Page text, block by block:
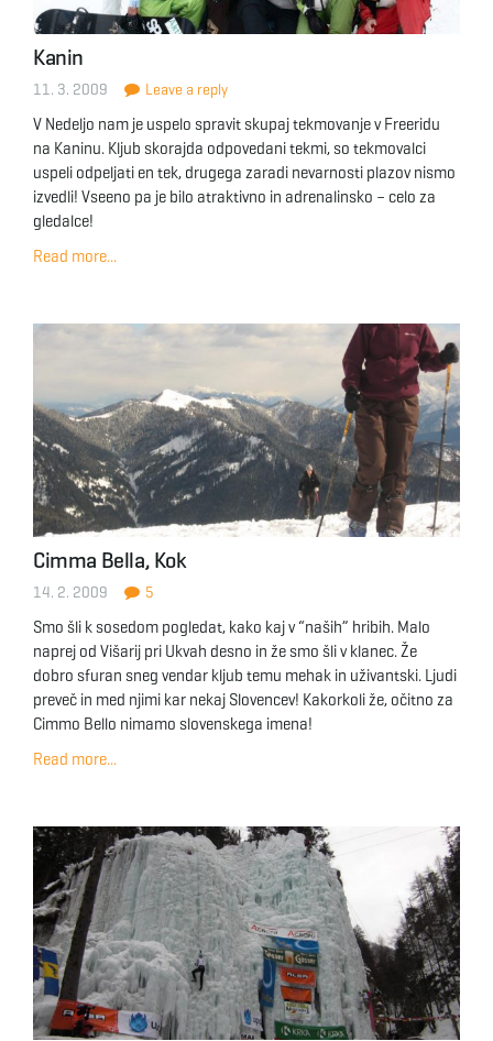
Kanin
11. 3. 2009 Leave a reply
V Nedeljo nam je uspelo spravit skupaj tekmovanje v Freeridu
na Kaninu. Kljub skorajda odpovedani tekmi, so tekmovalci
uspeli odpeljati en tek, drugega zaradi nevarnosti plazov nismo
izvedli! Vseeno pa je bilo atraktivno in adrenalinsko – celo za
gledalce!
Read more...
Cimma Bella, Kok
14. 2. 2009 5
Smo šli k sosedom pogledat, kako kaj v “naših” hribih. Malo
naprej od Višarij pri Ukvah desno in že smo šli v klanec. Že
dobro sfuran sneg vendar kljub temu mehak in uživantski. Ljudi
preveč in med njimi kar nekaj Slovencev! Kakorkoli že, očitno za
Cimmo Bello nimamo slovenskega imena!
Read more...